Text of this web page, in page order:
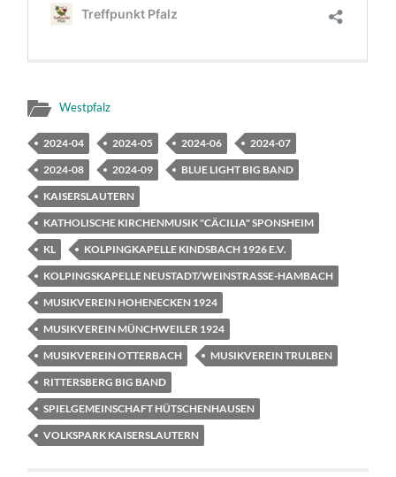
Westpfalz
2024-04 2024-05 2024-06
2024-07
2024-08
2024-09
BLUE LIGHT BIG BAND
KAISERSLAUTERN
KATHOLISCHE KIRCHENMUSIK "CÄCILIA" SPONSHEIM
KL
KOLPINGKAPELLE KINDSBACH 1926 E.V.
KOLPINGSKAPELLE NEUSTADT/WEINSTRASSE-HAMBACH
MUSIKVEREIN HOHENECKEN 1924
MUSIKVEREIN MÜNCHWEILER 1924
MUSIKVEREIN OTTERBACH
MUSIKVEREIN TRULBEN
RITTERSBERG BIG BAND
SPIELGEMEINSCHAFT HÜTSCHENHAUSEN
VOLKSPARK KAISERSLAUTERN